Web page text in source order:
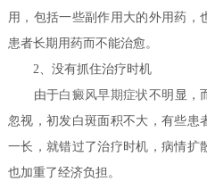
用，包括一些副作用大的外用药，
患者长期用药而不能治愈。
2、没有抓住治疗时机
由于白癜风早期症状不明显，
忽视，初发白斑面积不大，有些患
一长，就错过了治疗时机，病情扩
也加重了经济负担。